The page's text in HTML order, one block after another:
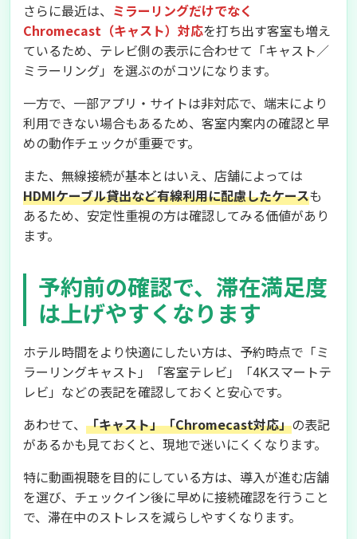
さらに最近は、 ミラーリングだけでなく
Chromecast（キャスト）対応を打ち出す客室も増え
ているため、テレビ側の表示に合わせて「キャスト／
ミラーリング」を選ぶのがコツになります。
一方で、一部アプリ・サイトは非対応で、端末により
利用できない場合もあるため、客室内案内の確認と早
めの動作チェックが重要です。
また、無線接続が基本とはいえ、店舗によっては
HDMIケーブル貸出など有線利用に配慮したケースも
あるため、安定性重視の方は確認してみる価値があり
ます。
予約前の確認で、滞在満足度
は上げやすくなります
ホテル時間をより快適にしたい方は、予約時点で「ミ
ラーリングキャスト」「客室テレビ」「4Kスマートテ
レビ」などの表記を確認しておくと安心です。
あわせて、 「キャスト」「Chromecast対応」の表記
があるかも見ておくと、現地で迷いにくくなります。
特に動画視聴を目的にしている方は、導入が進む店舗
を選び、チェックイン後に早めに接続確認を行うこと
で、滞在中のストレスを減らしやすくなります。